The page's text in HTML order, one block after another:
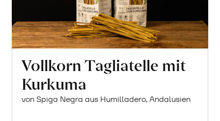
Vollkorn Tagliatelle mit
Kurkuma
von Spiga Negra aus Humilladero, Andalusien